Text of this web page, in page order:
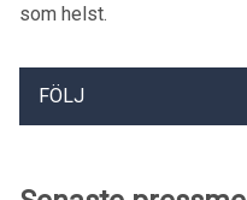
som helst.
FÖLJ